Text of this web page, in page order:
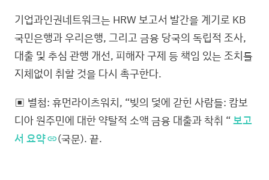
기업과인권네트워크는 HRW 보고서 발간을 계기로 KB
국민은행과 우리은행, 그리고 금융 당국의 독립적 조사,
대출 및 추심 관행 개선, 피해자 구제 등 책임 있는 조치를
지체없이 취할 것을 다시 촉구한다.
▣ 별첨: 휴먼라이츠워치, “빚의 덫에 갇힌 사람들: 캄보
디아 원주민에 대한 약탈적 소액 금융 대출과 착취 “보고
서 요약
(국문). 끝.